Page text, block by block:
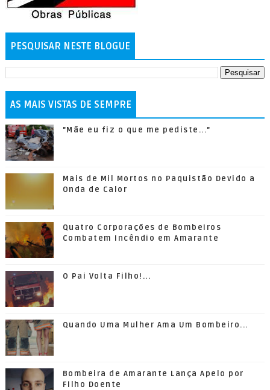
PESQUISAR NESTE BLOGUE
AS MAIS VISTAS DE SEMPRE
"Mãe eu fiz o que me pediste..."
Mais de Mil Mortos no Paquistão Devido a
Onda de Calor
Quatro Corporações de Bombeiros
Combatem Incêndio em Amarante
O Pai Volta Filho!...
Quando Uma Mulher Ama Um Bombeiro...
Bombeira de Amarante Lança Apelo por
Filho Doente